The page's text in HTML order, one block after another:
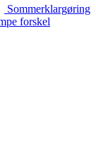
Sommerklargøring
forskel